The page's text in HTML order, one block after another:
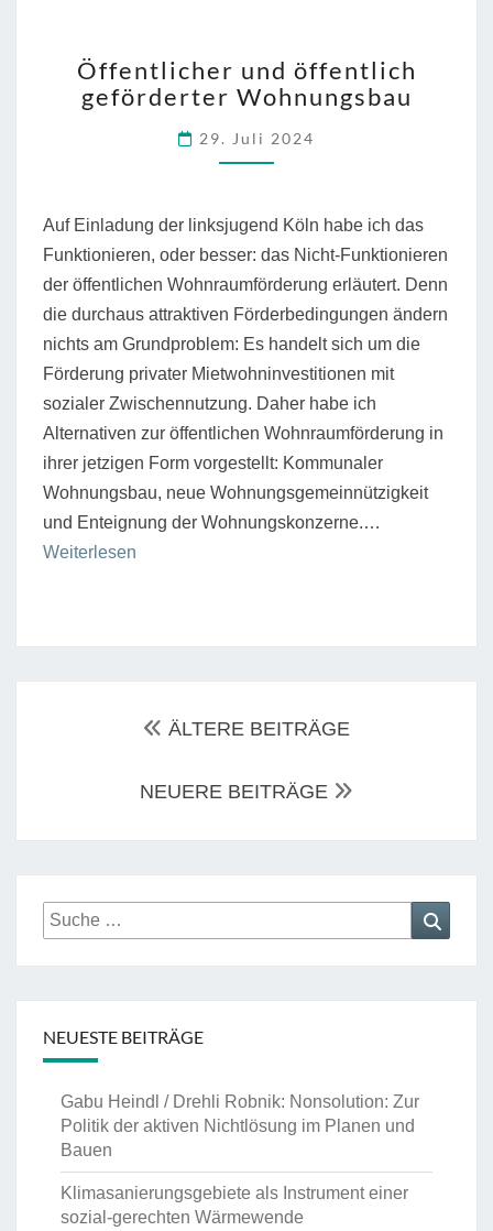
UND
ÖFFENTLICH
WOHNUNGSBAU
Öffentlicher und öffentlich
geförderter Wohnungsbau
29. Juli 2024
Auf Einladung der linksjugend Köln habe ich das
Funktionieren, oder besser: das Nicht-Funktionieren
der öffentlichen Wohnraumförderung erläutert. Denn
die durchaus attraktiven Förderbedingungen ändern
nichts am Grundproblem: Es handelt sich um die
Förderung privater Mietwohninvestitionen mit
sozialer Zwischennutzung. Daher habe ich
Alternativen zur öffentlichen Wohnraumförderung in
ihrer jetzigen Form vorgestellt: Kommunaler
Wohnungsbau, neue Wohnungsgemeinnützigkeit
und Enteignung der Wohnungskonzerne.…
Weiterlesen
ÄLTERE BEITRÄGE
NEUERE BEITRÄGE
Suche
nach:
NEUESTE BEITRÄGE
Gabu Heindl / Drehli Robnik: Nonsolution: Zur
Politik der aktiven Nichtlösung im Planen und
Bauen
Klimasanierungsgebiete als Instrument einer
sozial-gerechten Wärmewende